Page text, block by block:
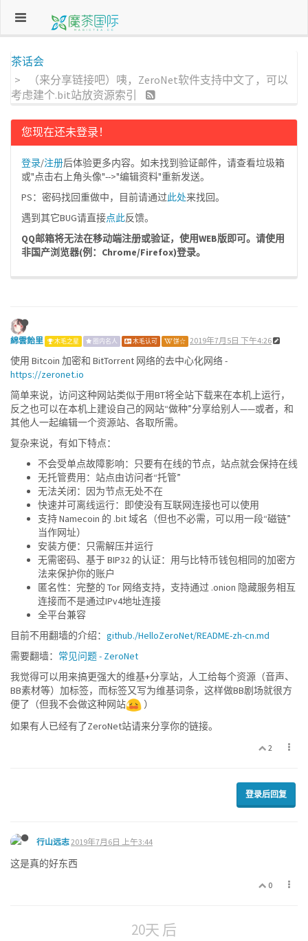
茶话会
（来分享链接吧）咦，ZeroNet软件支持中文了，可以
考虑建个.bit站放资源索引
您现在还未登录！
登录/注册后体验更多内容。如未找到验证邮件，请查看垃圾箱
或"点击右上角头像"-->"编辑资料"重新发送。
PS：密码找回重做中，目前请通过此处来找回。
遇到其它BUG请直接点此反馈。
QQ邮箱将无法在移动端注册或验证，使用WEB版即可。请使用
非国产浏览器(例：Chrome/Firefox)登录。
綿雲飴里 木毛之星 圈内名人 木毛认可 饼☆ 2019年7月5日 下午4:26
使用 Bitcoin 加密和 BitTorrent 网络的去中心化网络 -
https://zeronet.io
简单来说，访问这种网站类似于用BT将全站下载来在本机上运行，
反之也可以在本机上建设自己的网站“做种”分享给别人——或者，和
其他人一起编辑一个资源站、各取所需。
复杂来说，有如下特点：
不会受单点故障影响：只要有在线的节点，站点就会保持在线
无托管费用：站点由访问者“托管”
无法关闭：因为节点无处不在
快速并可离线运行：即使没有互联网连接也可以使用
支持 Namecoin 的 .bit 域名（但也不必需，可以用一段“磁链”
当作网址）
安装方便：只需解压并运行
无需密码、基于 BIP32 的认证：用与比特币钱包相同的加密方
法来保护你的账户
匿名性：完整的 Tor 网络支持，支持通过 .onion 隐藏服务相互
连接而不是通过IPv4地址连接
全平台兼容
目前不用翻墙的介绍： github./HelloZeroNet/README-zh-cn.md
需要翻墙： 常见问题 - ZeroNet
我觉得可以用来搞更强大的维基+分享站，人工给每个资源（音声、
BB素材等）加标签，而标签又写为维基词条，这样做BB剧场就很方
便了（但我不会做这种网站
）
如果有人已经有了ZeroNet站请来分享你的链接。
2
登录后回复
行山远志2019年7月6日 上午3:44
这是真的好东西
0
20天 后